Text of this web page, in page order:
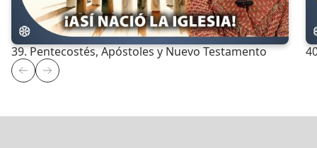
39. Pentecostés, Apóstoles y Nuevo Testamento